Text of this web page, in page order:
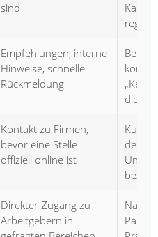
sind
Empfehlungen, interne
Hinweise, schnelle
Rückmeldung
die
Kontakt zu Firmen,
bevor eine Stelle
offiziell online ist
Kurz,
den
Direkter Zugang zu
Arbeitgebern in
Nach